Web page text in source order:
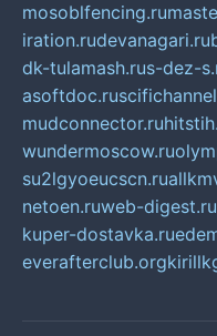
mosoblfencing.ru
iration.rudevanagari.ru
dk-tulamash.rus-dez-
asoftdoc.ru
mudconnector.ru
wundermoscow.ru
su2lgyoeucscn.ru
netoen.ruweb-digest.ru
kuper-dostavka.ru
everafterclub.org